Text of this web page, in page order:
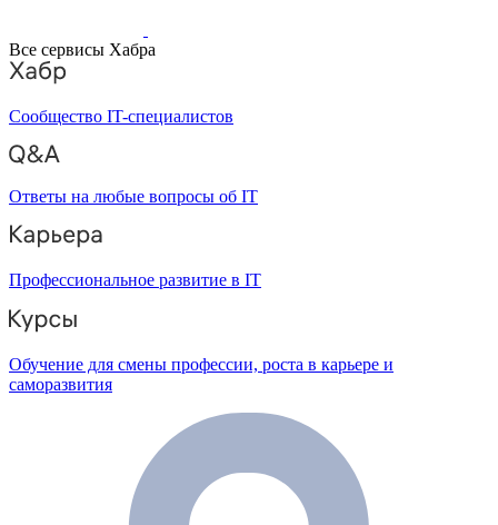
Все сервисы Хабра
Сообщество IT-специалистов
Ответы на любые вопросы об IT
Профессиональное развитие в IT
Обучение для смены профессии, роста в карьере и
саморазвития